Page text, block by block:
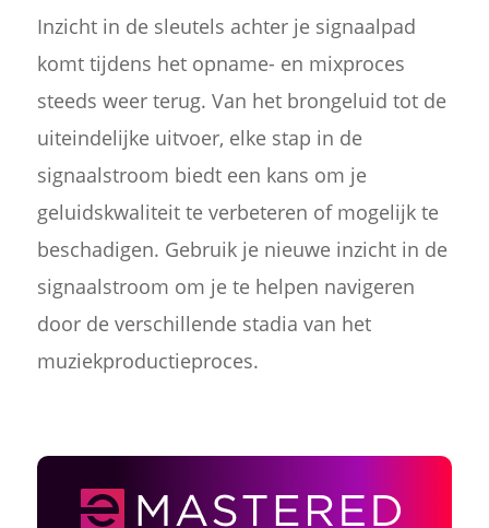
Inzicht in de sleutels achter je signaalpad
komt tijdens het opname- en mixproces
steeds weer terug. Van het brongeluid tot de
uiteindelijke uitvoer, elke stap in de
signaalstroom biedt een kans om je
geluidskwaliteit te verbeteren of mogelijk te
beschadigen. Gebruik je nieuwe inzicht in de
signaalstroom om je te helpen navigeren
door de verschillende stadia van het
muziekproductieproces.